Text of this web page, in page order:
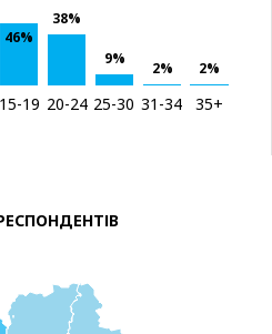
46%
38%
9%
2% 2%
15-19 20-24 25-30 31-34 35+